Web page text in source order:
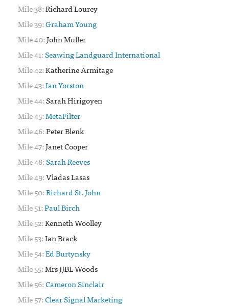
38:Richard Lourey
39:Graham Young
40:John Muller
41:Seawing Landguard International
42:Katherine Armitage
43:Ian Yorston
44:Sarah Hirigoyen
45:MetaFilter
46:Peter Blenk
47:Janet Cooper
48:Sarah Reeves
49:Vladas Lasas
50:Richard St. John
51:Paul Birch
52:Kenneth Woolley
53:Ian Brack
54:Ed Burtynsky
55:Mrs JJBL Woods
56:Cameron Sinclair
57:Clear Signal Marketing